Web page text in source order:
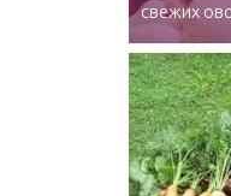
свежих